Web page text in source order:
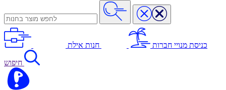
כניסת מנויי חברות חנות אילת
חיפוש